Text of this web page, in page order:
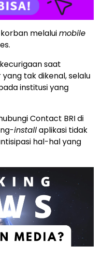
melaluimobile
saat
tak dikenal, selalu
institusi yang
Contact BRI di
installaplikasi tidak
hal-hal yang